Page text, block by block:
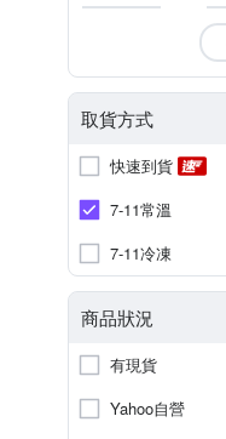
取貨方式
快速到貨
7-11常溫
7-11冷凍
商品狀況
有現貨
Yahoo自營